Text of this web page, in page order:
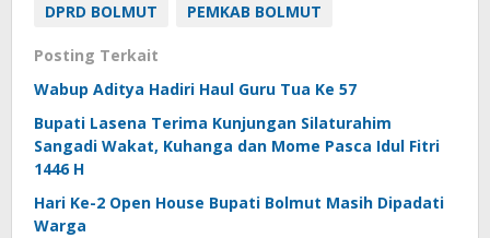
DPRD BOLMUT
PEMKAB BOLMUT
Posting Terkait
Wabup Aditya Hadiri Haul Guru Tua Ke 57
Bupati Lasena Terima Kunjungan Silaturahim
Sangadi Wakat, Kuhanga dan Mome Pasca Idul Fitri
1446 H
Hari Ke-2 Open House Bupati Bolmut Masih Dipadati
Warga